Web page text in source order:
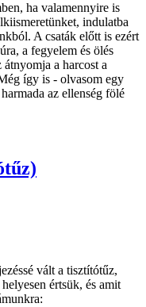
ha valamennyire is
indulatba
A csaták előtt is ezért
a fegyelem és ölés
a harcost a
így is - olvasom egy
az ellenség fölé
vált a tisztítótűz,
értsük, és amit